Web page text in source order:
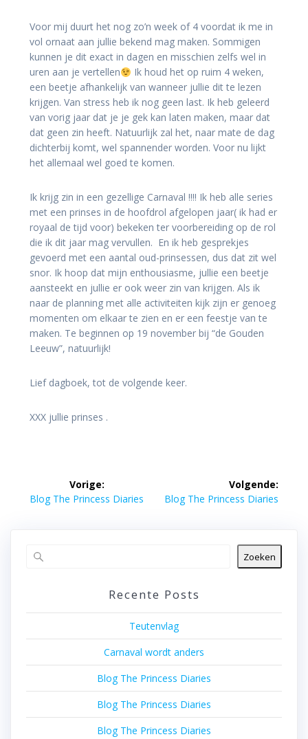
Voor mij duurt het nog zo’n week of 4 voordat ik me in
vol ornaat aan jullie bekend mag maken. Sommigen
kunnen je dit exact in dagen en misschien zelfs wel in
uren aan je vertellen
Ik houd het op ruim 4 weken,
een beetje afhankelijk van wanneer jullie dit te lezen
krijgen. Van stress heb ik nog geen last. Ik heb geleerd
van vorig jaar dat je je gek kan laten maken, maar dat
dat geen zin heeft. Natuurlijk zal het, naar mate de dag
dichterbij komt, wel spannender worden. Voor nu lijkt
het allemaal wel goed te komen.
Ik krijg zin in een gezellige Carnaval !!!! Ik heb alle series
met een prinses in de hoofdrol afgelopen jaar( ik had er
royaal de tijd voor) bekeken ter voorbereiding op de rol
die ik dit jaar mag vervullen. En ik heb gesprekjes
gevoerd met een aantal oud-prinsessen, dus dat zit wel
snor. Ik hoop dat mijn enthousiasme, jullie een beetje
aansteekt en jullie er ook weer zin van krijgen. Als ik
naar de planning met alle activiteiten kijk zijn er genoeg
momenten om elkaar te zien en er een feestje van te
maken. Te beginnen op 19 november bij “de Gouden
Leeuw”, natuurlijk!
Lief dagboek, tot de volgende keer.
XXX jullie prinses .
Bericht
navigatie
Vorige:
Vorig
Blog The Princess Diaries
Volgende:
Volgend
Blog The Princess Diaries
Zoeken
Recente Posts
Teutenvlag
Carnaval wordt anders
Blog The Princess Diaries
Blog The Princess Diaries
Blog The Princess Diaries